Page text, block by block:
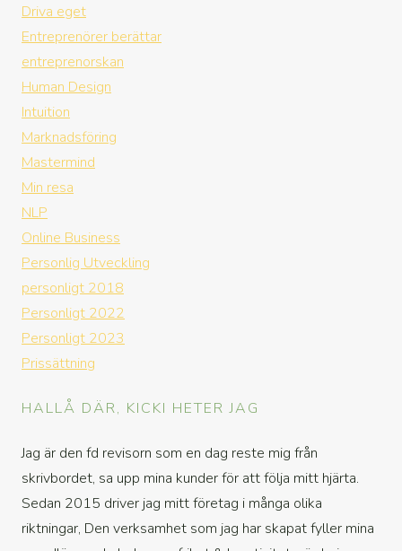
Driva eget
Entreprenörer berättar
entreprenorskan
Human Design
Intuition
Marknadsföring
Mastermind
Min resa
NLP
Online Business
Personlig Utveckling
personligt 2018
Personligt 2022
Personligt 2023
Prissättning
HALLÅ DÄR, KICKI HETER JAG
Jag är den fd revisorn som en dag reste mig från
skrivbordet, sa upp mina kunder för att följa mitt hjärta.
Sedan 2015 driver jag mitt företag i många olika
riktningar, Den verksamhet som jag har skapat fyller mina